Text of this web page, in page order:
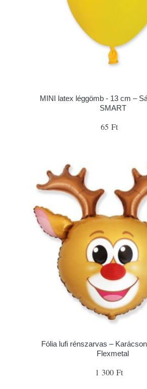
MINI latex léggömb - 13 cm –
SMART
65 Ft
Fólia lufi rénszarvas –
Flexmetal
1 300 Ft